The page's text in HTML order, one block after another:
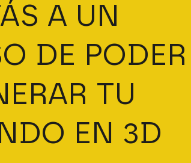
A UN
DE PODER
TU
EN 3D